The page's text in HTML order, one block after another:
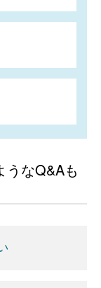
うなQ&Aも